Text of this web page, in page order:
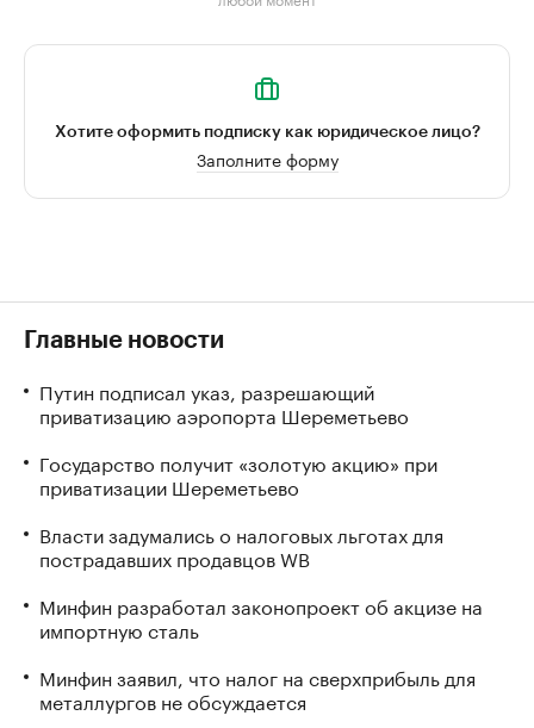
Хотите оформить подписку как юридическое лицо?
Заполните форму
Главные новости
Путин подписал указ, разрешающий
приватизацию аэропорта Шереметьево
Государство получит «золотую акцию» при
приватизации Шереметьево
Власти задумались о налоговых льготах для
пострадавших продавцов WB
Минфин разработал законопроект об акцизе на
импортную сталь
Минфин заявил, что налог на сверхприбыль для
металлургов не обсуждается